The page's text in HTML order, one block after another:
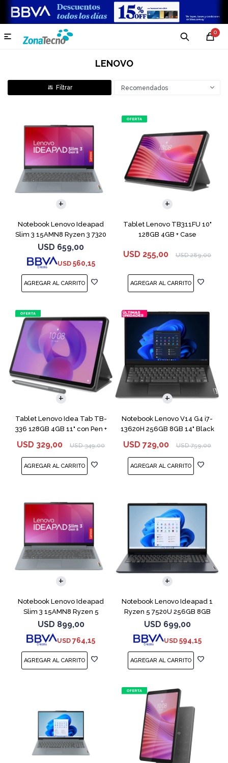
0

LENOVO
Recomendados
Notebook Lenovo Ideapad
Slim 3 15AMN8 Ryzen 3 7320
256GB 8GB
USD 659,00
USD 560,15
Tablet Lenovo TB311FU 10"
128GB 4GB + Case
USD 255,00 USD 289,00
Tablet Lenovo Idea Tab TB-
336 128GB 4GB 11" con Pen +
USD 329,00 USD 349,00
Notebook Lenovo V14 G4 i7-
13620H 256GB 8GB 14" Black
USD 729,00 USD 759,00
COMPARAR
Notebook Lenovo Ideapad
Slim 3 15AMN8 Ryzen 5
7520U 512 16GB
USD 899,00
USD 764,15
Notebook Lenovo Ideapad 1
Ryzen 5 7520U 256GB 8GB
Abyss Blue
USD 699,00
USD 594,15